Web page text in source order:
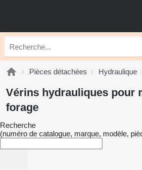
Pièces détachées Hydraulique
Vérins hydrauliques pour
forage
Recherche
(numéro de catalogue, marque, modèle,